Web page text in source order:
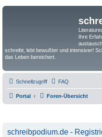
Ihre
schreibt, lebt bewußter und intensiver!
das Leben bereichert.
Schnellzugriff FAQ
Portal Foren-Übersicht
schreibpodium.de -